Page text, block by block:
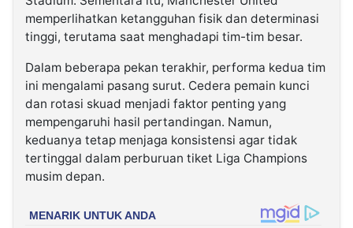
memperlihatkan ketangguhan fisik dan determinasi
tinggi, terutama saat menghadapi tim-tim besar.
Dalam beberapa pekan terakhir, performa kedua tim
ini mengalami pasang surut. Cedera pemain kunci
dan rotasi skuad menjadi faktor penting yang
mempengaruhi hasil pertandingan. Namun,
keduanya tetap menjaga konsistensi agar tidak
tertinggal dalam perburuan tiket Liga Champions
musim depan.